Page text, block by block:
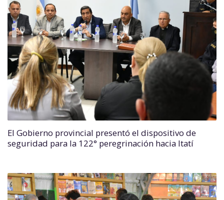
El Gobierno provincial presentó el dispositivo de
seguridad para la 122° peregrinación hacia Itatí